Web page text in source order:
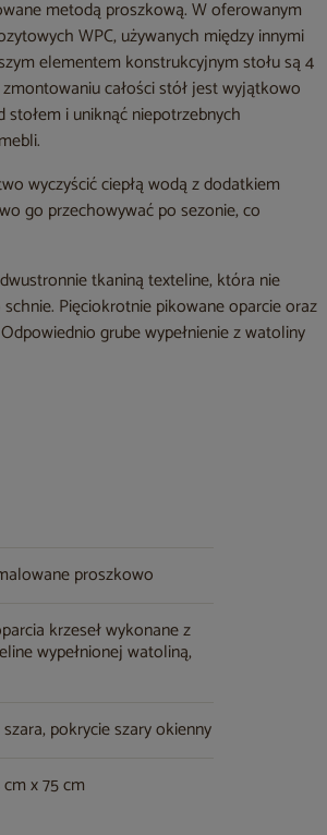
metodą proszkową. W oferowanym
WPC, używanych między innymi
elementem konstrukcyjnym stołu są 4
całości stół jest wyjątkowo
i uniknąć niepotrzebnych
wyczyścić ciepłą wodą z dodatkiem
go przechowywać po sezonie, co
tkaniną texteline, która nie
Pięciokrotnie pikowane oparcie oraz
grube wypełnienie z watoliny
proszkowo
krzeseł wykonane z
wypełnionej watoliną,
pokrycie szary okienny
x 75 cm